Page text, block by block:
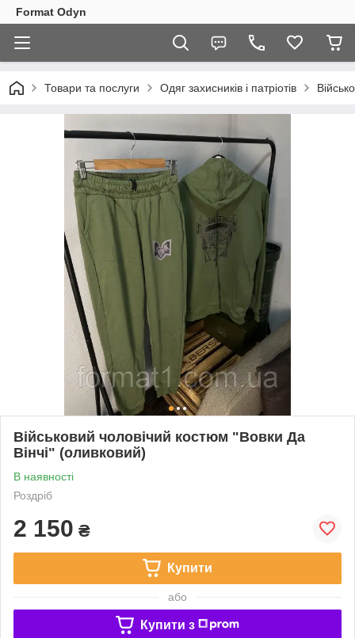
Format Odyn
Товари та послуги Одяг захисників і патріотів
Військовий чоловічий костюм "Вовки Да
Вінчі" (оливковий)
В наявності
Роздріб
2 150 ₴
Купити
або
Купити з